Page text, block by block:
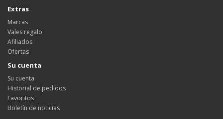
Extras
Marcas
Vales regalo
Afiliados
Ofertas
Su cuenta
Su cuenta
Historial de pedidos
Favoritos
Boletín de noticias